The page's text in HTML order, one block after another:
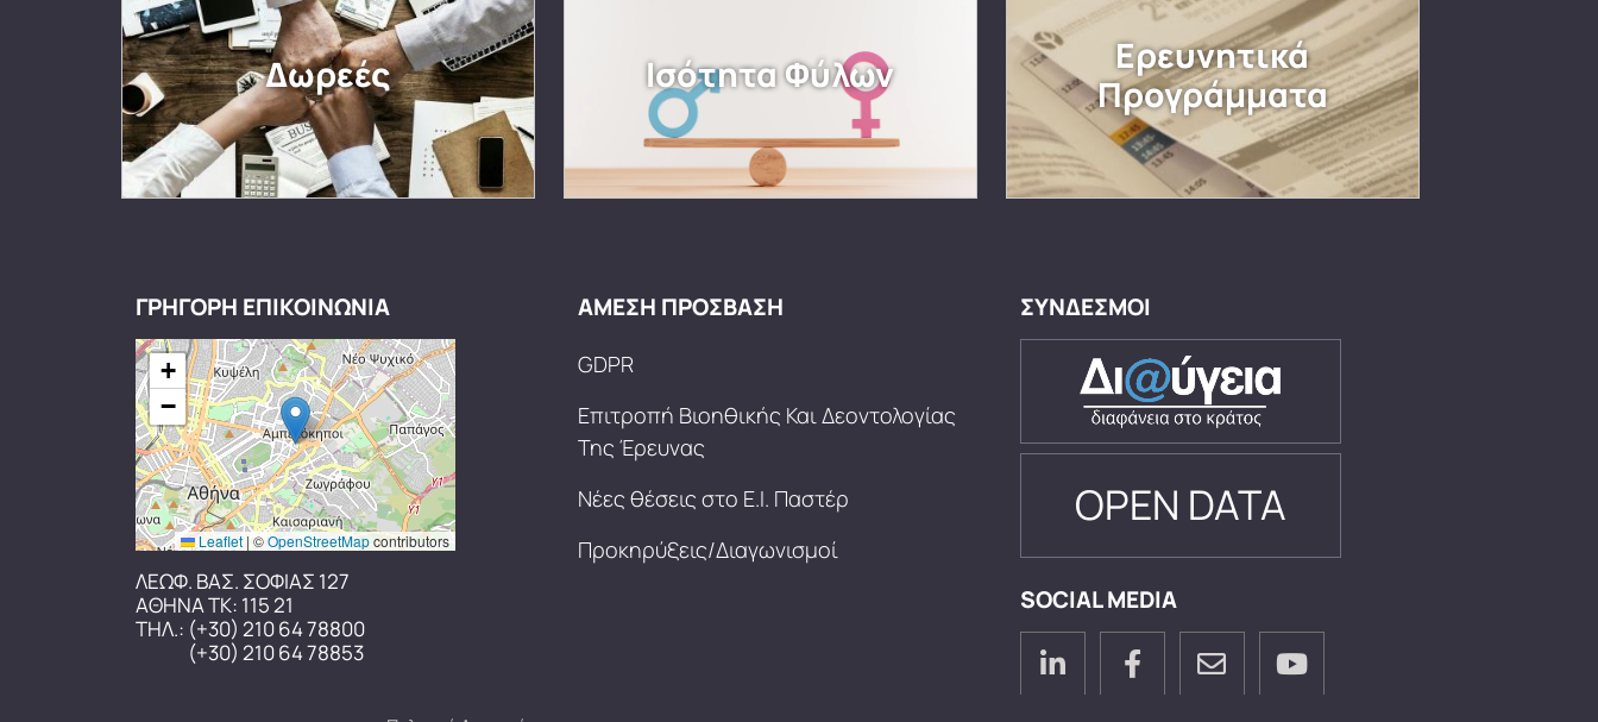
Δωρεές Ισότητα Φύλων
Ερευνητικά
Προγράμματα
ΓΡΗΓΟΡΗ ΕΠΙΚΟΙΝΩΝΙΑ
+
−
Leaflet | ©OpenStreetMapcontributors
ΛΕΩΦ. ΒΑΣ. ΣΟΦΙΑΣ 127
ΑΘΗΝΑ ΤΚ: 115 21
ΤΗΛ.: (+30) 210 64 78800
(+30) 210 64 78853
ΑΜΕΣΗ ΠΡΟΣΒΑΣΗ
GDPR
Επιτροπή Βιοηθικής Και Δεοντολογίας
Της Έρευνας
Νέες θέσεις στο Ε.Ι. Παστέρ
Προκηρύξεις/Διαγωνισμοί
ΣΥΝΔΕΣΜΟΙ
OPEN DATA
SOCIAL MEDIA